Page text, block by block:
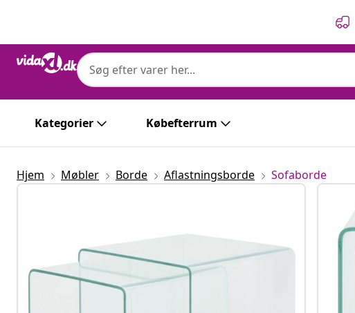
Kategorier Købefterrum
Hjem Møbler Borde Aflastningsborde Sofaborde